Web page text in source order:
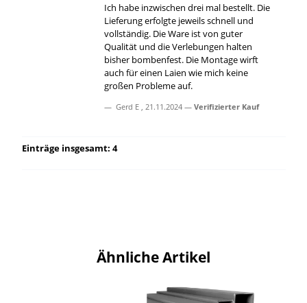
Ich habe inzwischen drei mal bestellt. Die
Lieferung erfolgte jeweils schnell und
vollständig. Die Ware ist von guter
Qualität und die Verlebungen halten
bisher bombenfest. Die Montage wirft
auch für einen Laien wie mich keine
großen Probleme auf.
Gerd E , 21.11.2024 Verifizierter Kauf
Einträge insgesamt: 4
Ähnliche Artikel